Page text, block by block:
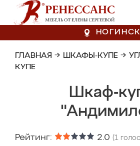
НОГИНСК
ГЛАВНАЯ → ШКАФЫ-КУПЕ →
КУПЕ
Шкаф-
Рейтинг: 2.0 (1